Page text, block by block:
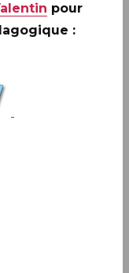
Premier Jour
pour
: